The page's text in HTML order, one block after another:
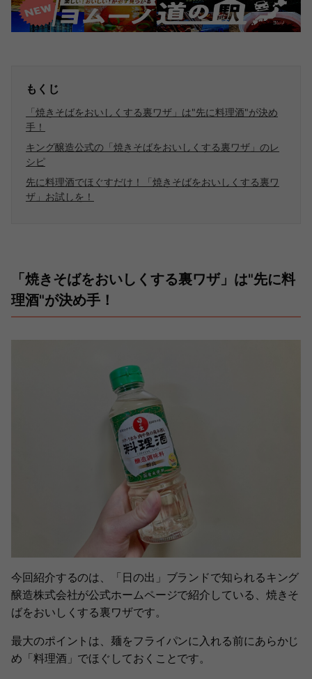
もくじ
「焼きそばをおいしくする裏ワザ」は"先に料理酒"が決め
手！
キング醸造公式の「焼きそばをおいしくする裏ワザ」のレ
シピ
先に料理酒でほぐすだけ！「焼きそばをおいしくする裏ワ
ザ」お試しを！
「焼きそばをおいしくする裏ワザ」は"先に料
理酒"が決め手！
今回紹介するのは、「日の出」ブランドで知られるキング
醸造株式会社が公式ホームページで紹介している、焼きそ
ばをおいしくする裏ワザです。
最大のポイントは、麺をフライパンに入れる前にあらかじ
め「料理酒」でほぐしておくことです。